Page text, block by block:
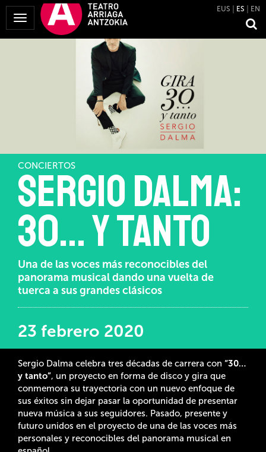
Mostrar
Menú
EUS ES EN
CONCIERTOS
Sergio Dalma:
30… y tanto
Una de las voces más reconocibles del
panorama musical dando una vuelta de
tuerca a sus grandes clásicos
23 febrero 2020
Sergio Dalma celebra tres décadas de carrera con “30…
y tanto”, un proyecto en forma de disco y gira que
conmemora su trayectoria con un nuevo enfoque de
sus éxitos sin dejar pasar la oportunidad de presentar
nueva música a sus seguidores. Pasado, presente y
futuro unidos en el proyecto de una de las voces más
personales y reconocibles del panorama musical en